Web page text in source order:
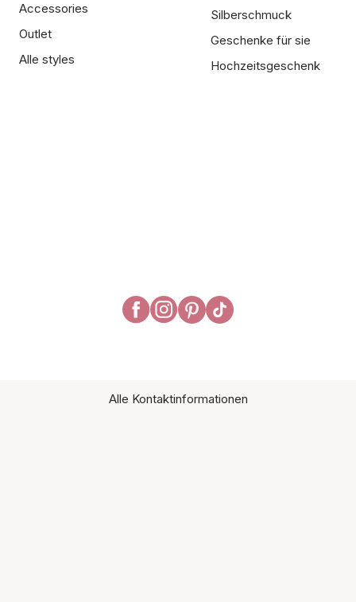
Accessories
Outlet
Alle styles
Silberschmuck
Geschenke für sie
Hochzeitsgeschenk
Alle Kontaktinformationen